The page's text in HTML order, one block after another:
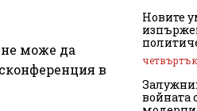
може да
в
Новите
войната